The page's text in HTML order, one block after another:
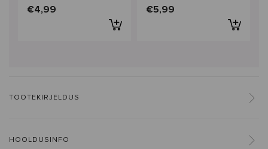
€4,99 €5,99
TOOTEKIRJELDUS
HOOLDUSINFO